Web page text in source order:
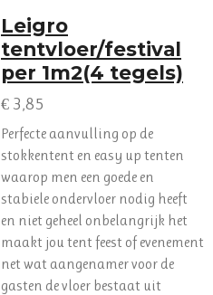
Leigro
tentvloer/festival
per 1m2(4 tegels)
€ 3,85
Perfecte aanvulling op de
stokkentent en easy up tenten
waarop men een goede en
stabiele ondervloer nodig heeft
en niet geheel onbelangrijk het
maakt jou tent feest of evenement
net wat aangenamer voor de
gasten de vloer bestaat uit